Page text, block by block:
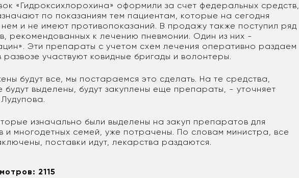
«Гидроксихлорохина» оформили за счет федеральных средств,
по показаниям тем пациентам, которые на сегодня
и не имеют противопоказаний. В продажу также поступил ряд
рекомендованных к лечению пневмонии. Один из них -
Эти препараты с учетом схем лечения оперативно раздаем
развозе участвуют ковидные бригады и волонтеры.
будут все, мы постараемся это сделать. На те средства,
будут выделены, будут закуплены еще препараты, - уточняет
Лудупова.
изначально были выделены на закуп препаратов для
и многодетных семей, уже потрачены. По словам министра, все
поставки идут, лекарства раздаются.
2115